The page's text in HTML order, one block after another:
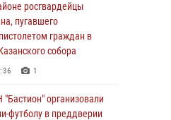
росгвардейцы
пугавшего
граждан в
собора
1
организовали
футболу в преддверии